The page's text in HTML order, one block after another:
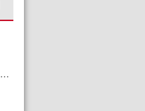
8 лучших боев в фильмах по Mortal Kombat: от «Смертельной битвы» до «Мортал Комбат 2» | Plugged In Ru